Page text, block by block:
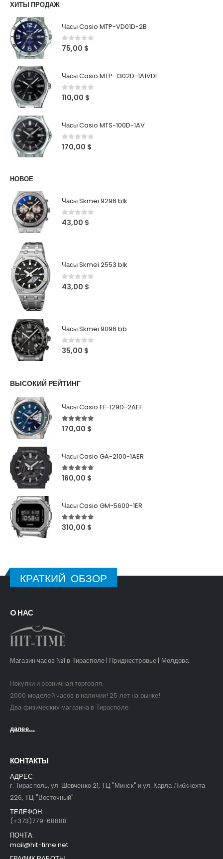
ХИТЫ ПРОДАЖ
Часы Casio MTP-VD01D-2B
0out of 5
75,00 $
Часы Casio MTP-1302D-1A1VDF
0out of 5
110,00 $
Часы Casio MTS-100D-1AV
0out of 5
170,00 $
НОВОЕ
Часы Skmei 9296 blk
0 out of 5
43,00 $
Часы Skmei 2553 blk
0 out of 5
43,00 $
Часы Skmei 9096 bb
0out of 5
35,00 $
ВЫСОКИЙ РЕЙТИНГ
Часы Casio EF-129D-2AEF
5out of 5
170,00 $
Часы Casio GA-2100-1AER
5out of 5
160,00 $
Часы Casio GM-5600-1ER
5out of 5
310,00 $
КРАТКИЙ ОБЗОР
O НАС
Магазин часов №1 в Тирасполе | Приднестровье | Молдова.
Покупки и розничная торговля.
2000 моделей часов в наличии! 25 лет на рынке!
Два физических магазина в Тирасполе.
далее...
КОНТАКТЫ
АДРЕС:
г. Тирасполь, ул. Шевченко 21, ТЦ "Минск" и ул. Карла Либкнехта
226, ТЦ "Восточный"
ТЕЛЕФОН:
(+373)779-68888
ПОЧТА:
mail@hit-time.net